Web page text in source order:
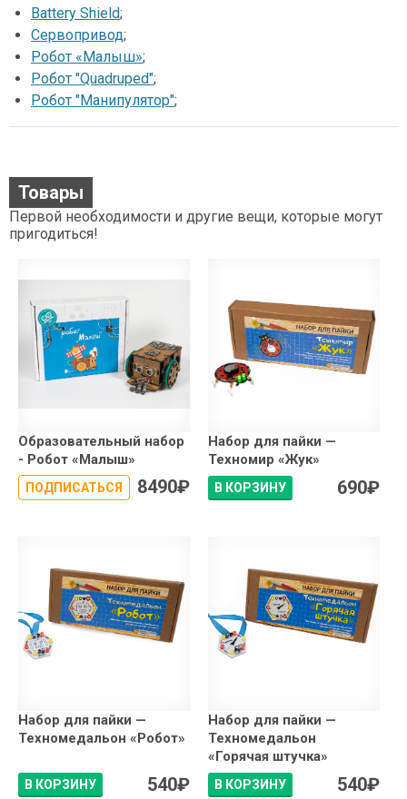
Battery Shield;
Сервопривод;
Робот «Малыш»;
Робот "Quadruped";
Робот "Манипулятор";
Товары
Первой необходимости и другие вещи, которые могут
пригодиться!
Образовательный набор
- Робот «Малыш»
ПОДПИСАТЬСЯ 8490₽
Набор для пайки —
Техномир «Жук»
В КОРЗИНУ 690₽
Набор для пайки —
Техномедальон «Робот»
В КОРЗИНУ 540₽
Набор для пайки —
Техномедальон
«Горячая штучка»
В КОРЗИНУ 540₽